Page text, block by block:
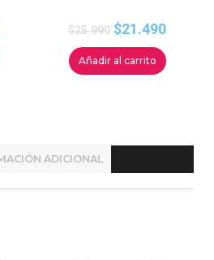
$25.990 $21.490
Añadir al carrito
ADICIONAL